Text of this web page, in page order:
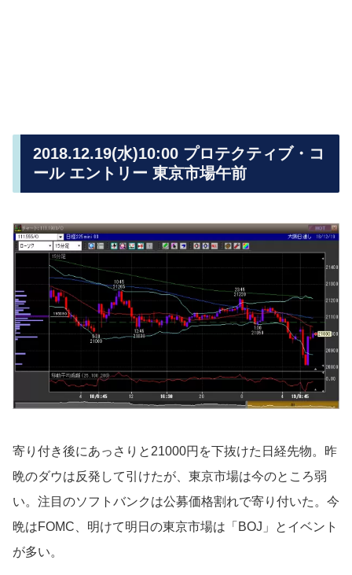
2018.12.19(水)10:00 プロテクティブ・コ
ール エントリー 東京市場午前
寄り付き後にあっさりと21000円を下抜けた日経先物。昨
晩のダウは反発して引けたが、東京市場は今のところ弱
い。注目のソフトバンクは公募価格割れで寄り付いた。今
晩はFOMC、明けて明日の東京市場は「BOJ」とイベント
が多い。